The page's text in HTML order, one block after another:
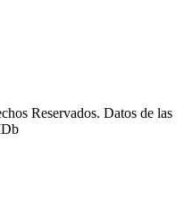
Reservados. Datos de las